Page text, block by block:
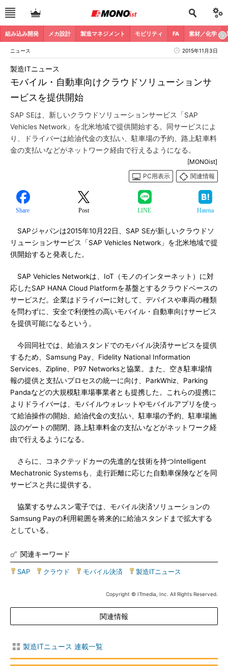
組み込み開発 メカ設計 製造マネジメント モビリティ FA 素材／化学
ニュース 2015年11月3日
モバイル・自動車向けクラウドソリューションサ
ービスを提供開始
製造ITニュース
SAP SEは、新しいクラウドソリューションサービス「SAP
Vehicles Network」を北米地域で提供開始する。同サービスによ
り、ドライバーは給油代金の支払い、駐車場の予約、路上駐車料
金の支払いなどがネットワーク経由で行えるようになる。
[MONOist]
PC用表示
関連情報
Share Post LINE Hatena
SAPジャパンは2015年10月22日、SAP SEが新しいクラウドソ
リューションサービス「SAP Vehicles Network」を北米地域で提
供開始すると発表した。
SAP Vehicles Networkは、IoT（モノのインターネット）に対
応したSAP HANA Cloud Platformを基盤とするクラウドベースの
サービスだ。企業はドライバーに対して、デバイスや車両の種類
を問わずに、安全で利便性の高いモバイル・自動車向けサービス
を提供可能になるという。
今回同社では、給油スタンドでのモバイル決済サービスを提供
するため、Samsung Pay、Fidelity National Information
Services、Zipline、P97 Networksと協業。また、空き駐車場情
報の提供と支払いプロセスの統一に向け、ParkWhiz、Parking
Pandaなどの大規模駐車場事業者とも提携した。これらの提携に
よりドライバーは、モバイルウォレットやモバイルアプリを使っ
て給油操作の開始、給油代金の支払い、駐車場の予約、駐車場施
設のゲートの開閉、路上駐車料金の支払いなどがネットワーク経
由で行えるようになる。
さらに、コネクテッドカーの先進的な技術を持つIntelligent
Mechatronic Systemsも、走行距離に応じた自動車保険などを同
サービスと共に提供する。
協業するサムスン電子では、モバイル決済ソリューションの
Samsung Payの利用範囲を将来的に給油スタンドまで拡大する
としている。
関連キーワード
SAP クラウド モバイル決済 製造ITニュース
Copyright © ITmedia, Inc. All Rights Reserved.
関連情報
製造ITニュース 連載一覧